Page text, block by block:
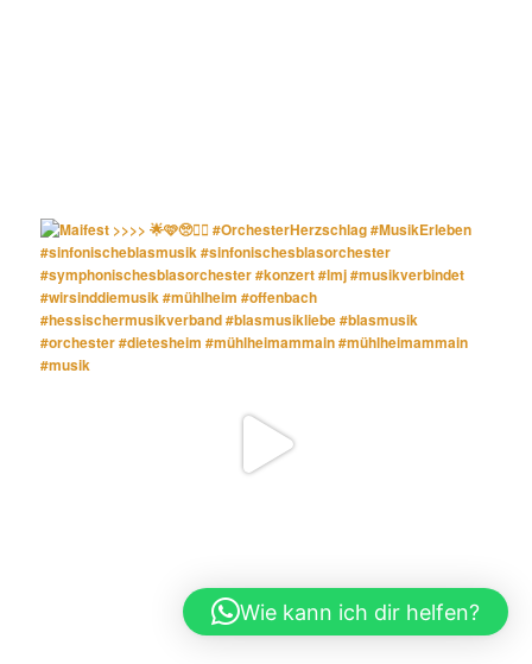
Wie kann ich dir helfen?